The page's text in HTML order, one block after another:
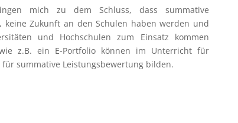
mich zu dem Schluss, dass summative
Zukunft an den Schulen haben werden und
und Hochschulen zum Einsatz kommen
z.B. ein E-Portfolio können im Unterricht für
summative Leistungsbewertung bilden.